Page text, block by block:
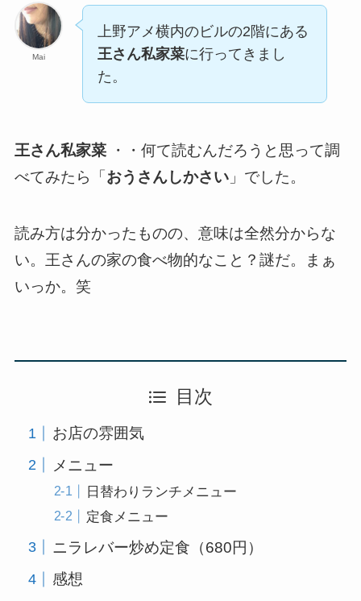
Mai
上野アメ横内のビルの2階にある
王さん私家菜に行ってきまし
た。
王さん私家菜・・何て読むんだろうと思って調
べてみたら「おうさんしかさい」でした。
読み方は分かったものの、意味は全然分からな
い。王さんの家の食べ物的なこと？謎だ。まぁ
いっか。笑
目次
お店の雰囲気
メニュー
日替わりランチメニュー
定食メニュー
ニラレバー炒め定食（680円）
感想